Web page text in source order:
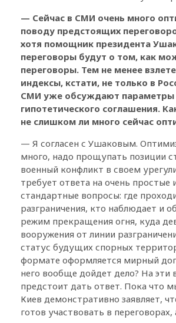
— Сейчас в СМИ очень много
поводу предстоящих
хотя помощник президента
переговоры будут о том, как
переговоры. Тем не менее
индексы, кстати, не только в
СМИ уже обсуждают параметры
гипотетического соглашения.
не слишком ли много сейчас
— Я согласен с Ушаковым.
много, надо прощупать позиции
военный конфликт в своем
требует ответа на очень простые
стандартные вопросы: где
разграничения, кто наблюдает и
режим прекращения огня, куда
вооружения от линии
статус будущих спорных
формате оформляется мирный
него вообще дойдет дело? На эти
предстоит дать ответ. Пока что
Киев демонстративно заявляет,
готов участвовать в переговорах,